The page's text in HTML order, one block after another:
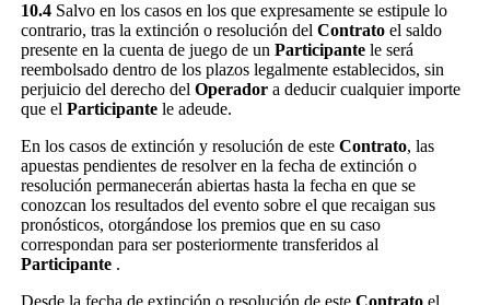
10.4 Salvo en los casos en los que expresamente se estipule lo
contrario, tras la extinción o resolución del Contratoel saldo
presente en la cuenta de juego de un Participantele será
reembolsado dentro de los plazos legalmente establecidos, sin
perjuicio del derecho del Operadora deducir cualquier importe
que el Participantele adeude.
En los casos de extinción y resolución de este Contrato, las
apuestas pendientes de resolver en la fecha de extinción o
resolución permanecerán abiertas hasta la fecha en que se
conozcan los resultados del evento sobre el que recaigan sus
pronósticos, otorgándose los premios que en su caso
correspondan para ser posteriormente transferidos al
Participante .